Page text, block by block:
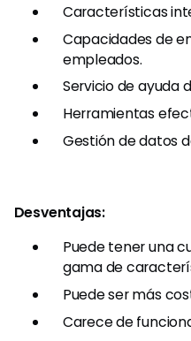
Características
Capacidades de
empleados.
Servicio de ayuda
Herramientas
Gestión de datos
Desventajas:
Puede tener una
gama de
Puede ser más
Carece de